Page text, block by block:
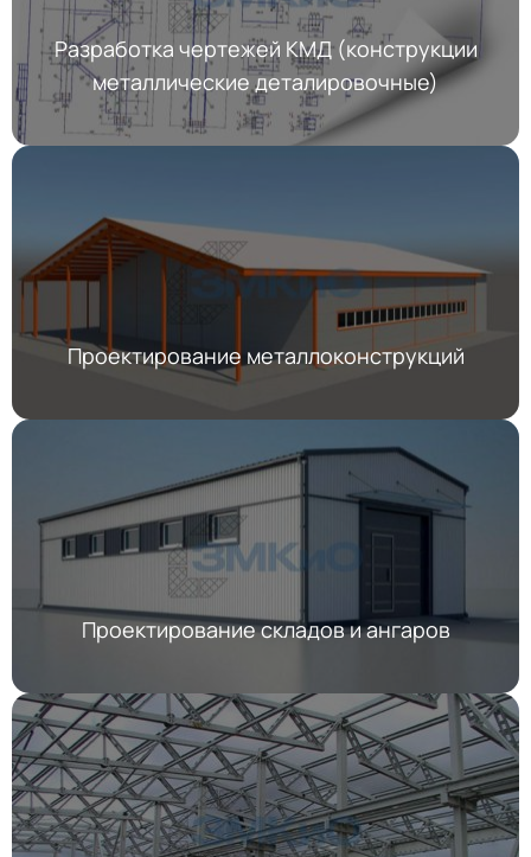
Разработка чертежей КМД (конструкции
металлические деталировочные)
Проектирование металлоконструкций
Проектирование складов и ангаров